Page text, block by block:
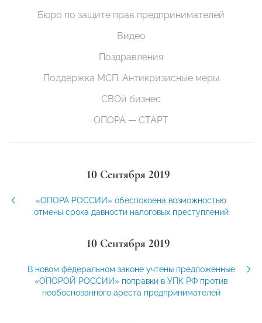
Бюро по защите прав предпринимателей
Видео
Поздравления
Поддержка МСП. Антикризисные меры
СВОй бизнес
ОПОРА — СТАРТ
10 Сентября 2019
«ОПОРА РОССИИ» обеспокоена возможностью
отмены срока давности налоговых преступлений
10 Сентября 2019
В новом федеральном законе учтены предложенные
«ОПОРОЙ РОССИИ» поправки в УПК РФ против
необоснованного ареста предпринимателей